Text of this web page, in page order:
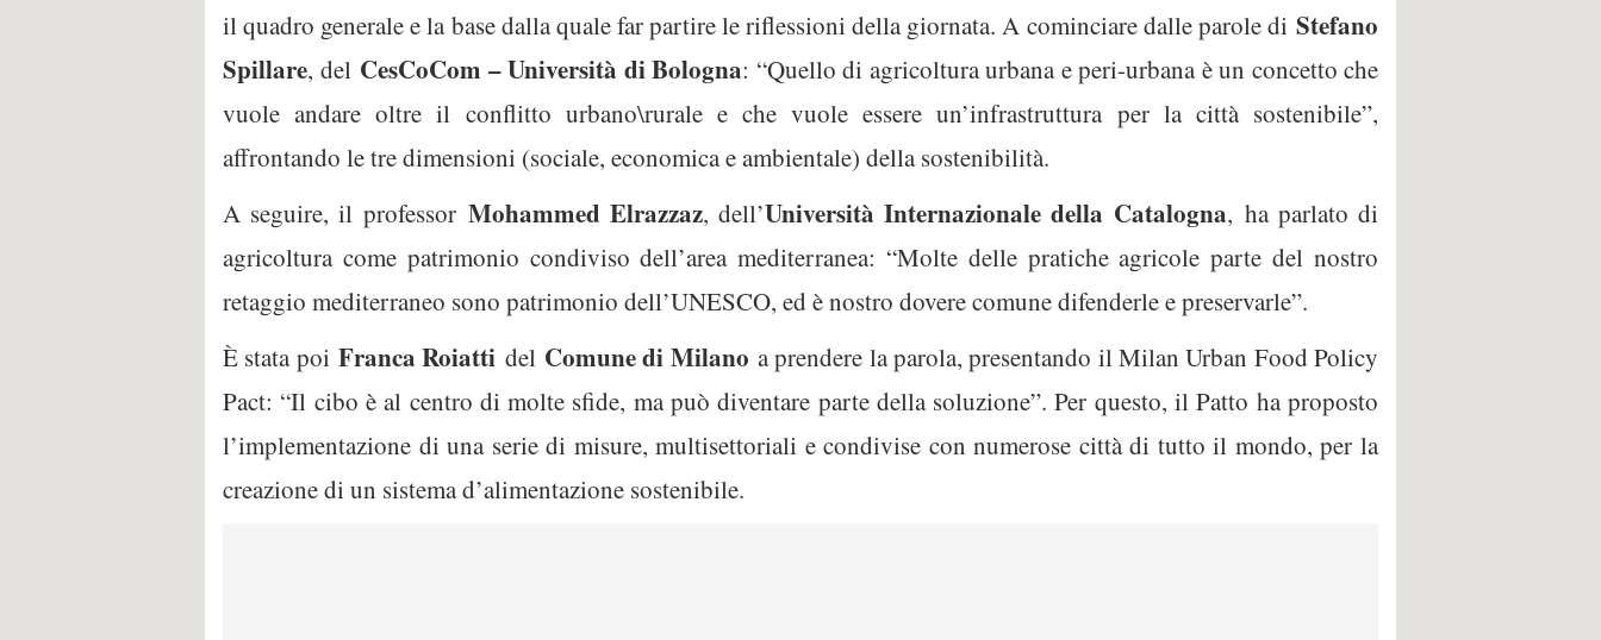
il quadro generale e la base dalla quale far partire le riflessioni della giornata. A cominciare dalle parole di Stefano
Spillare, del CesCoCom – Università di Bologna: “Quello di agricoltura urbana e peri-urbana è un concetto che
vuole andare oltre il conflitto urbano\rurale e che vuole essere un’infrastruttura per la città sostenibile”,
affrontando le tre dimensioni (sociale, economica e ambientale) della sostenibilità.
A seguire, il professor Mohammed Elrazzaz, dell’Università Internazionale della Catalogna, ha parlato di
agricoltura come patrimonio condiviso dell’area mediterranea: “Molte delle pratiche agricole parte del nostro
retaggio mediterraneo sono patrimonio dell’UNESCO, ed è nostro dovere comune difenderle e preservarle”.
È stata poi Franca Roiatti del Comune di Milanoa prendere la parola, presentando il Milan Urban Food Policy
Pact: “Il cibo è al centro di molte sfide, ma può diventare parte della soluzione”. Per questo, il Patto ha proposto
l’implementazione di una serie di misure, multisettoriali e condivise con numerose città di tutto il mondo, per la
creazione di un sistema d’alimentazione sostenibile.